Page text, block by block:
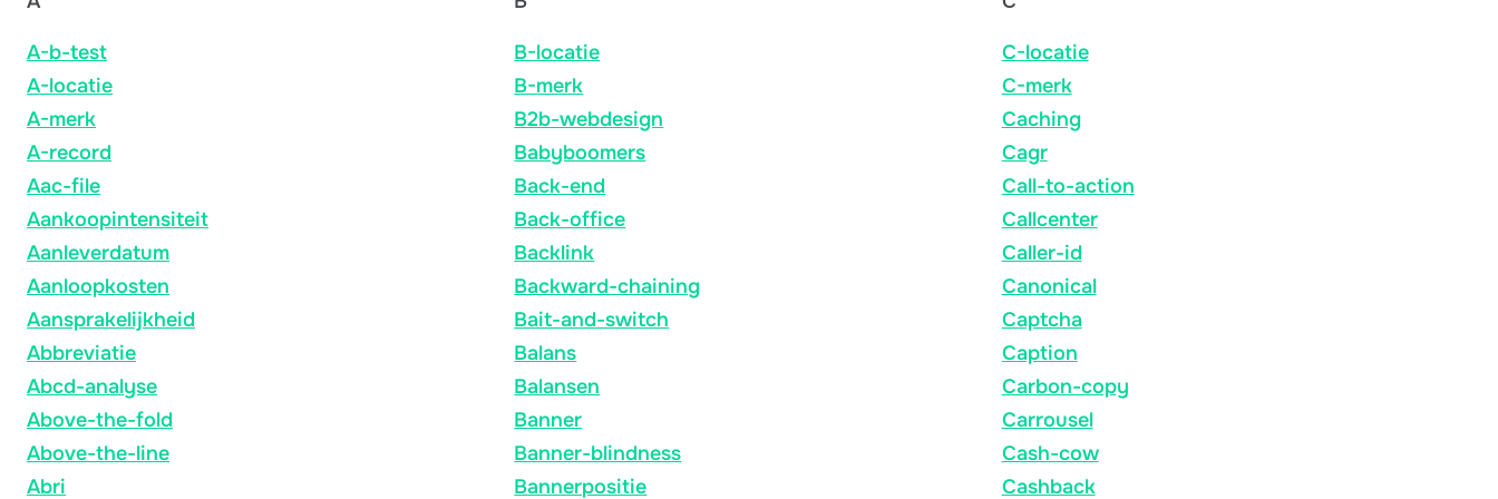
A-b-test
A-locatie
A-merk
A-record
Aac-file
Aankoopintensiteit
Aanleverdatum
Aanloopkosten
Aansprakelijkheid
Abbreviatie
Abcd-analyse
Above-the-fold
Above-the-line
Abri
B-locatie
B-merk
B2b-webdesign
Babyboomers
Back-end
Back-office
Backlink
Backward-chaining
Bait-and-switch
Balans
Balansen
Banner
Banner-blindness
Bannerpositie
C-locatie
C-merk
Caching
Cagr
Call-to-action
Callcenter
Caller-id
Canonical
Captcha
Caption
Carbon-copy
Carrousel
Cash-cow
Cashback